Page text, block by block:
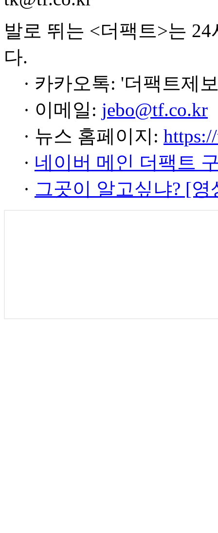
발로 뛰는 <더팩트>는
다.
· 카카오톡: '더팩트제
· 이메일: jebo@tf.co.kr
· 뉴스 홈페이지:
· 네이버 메인 더팩트
· 그곳이 알고싶냐? [